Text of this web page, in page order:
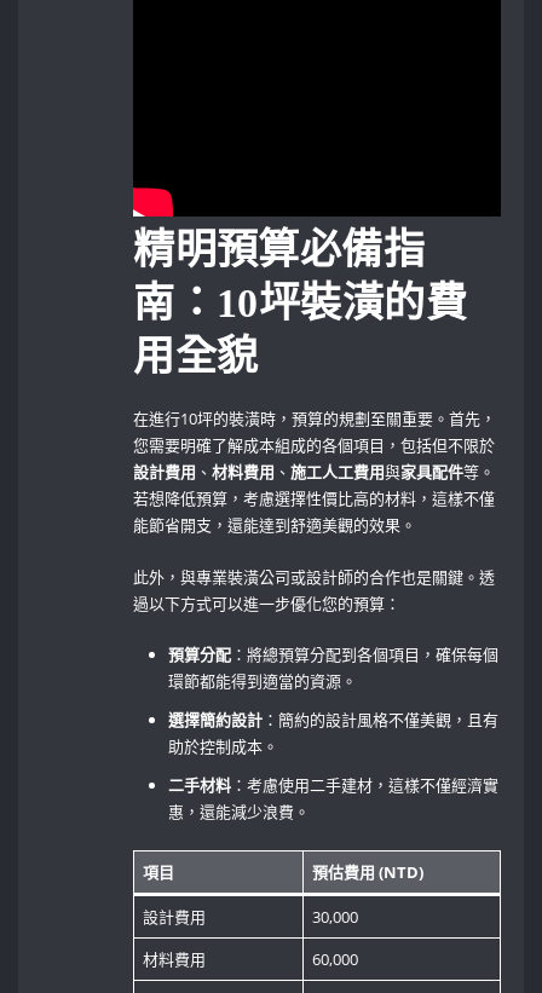
精明預算必備指
南：10坪裝潢的費
用全貌
在進行10坪的裝潢時，預算的規劃至關重要。首先，
您需要明確了解成本組成的各個項目，包括但不限於
設計費用 、材料費用 、施工人工費用與家具配件等。
若想降低預算，考慮選擇性價比高的材料，這樣不僅
能節省開支，還能達到舒適美觀的效果。
此外，與專業裝潢公司或設計師的合作也是關鍵。透
過以下方式可以進一步優化您的預算：
預算分配 ：將總預算分配到各個項目，確保每個
環節都能得到適當的資源。
選擇簡約設計 ：簡約的設計風格不僅美觀，且有
助於控制成本。
二手材料 ：考慮使用二手建材，這樣不僅經濟實
惠，還能減少浪費。
項目 預估費用 (NTD)
設計費用
30,000
材料費用
60,000